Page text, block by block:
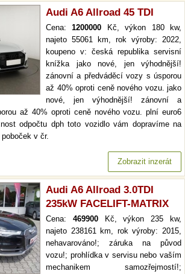
Audi A6 Allroad 45 TDI
Cena:1200000 Kč, výkon 180 kw,
najeto 55061 km, rok výroby: 2022,
koupeno v: česká republika servisní
knížka jako nové, jen výhodnější!
zánovní a předváděcí vozy s úsporou
až 40% oproti ceně nového vozu. jako
nové, jen výhodnější! zánovní a
až 40% oproti ceně nového vozu. plní euro6
odpočtu dph toto vozidlo vám dopravíme na
v čr.
Zobrazit inzerát
Audi A6 Allroad 3.0TDI
235kW FACELIFT-MATRIX
Cena: 469900Kč, výkon 235 kw,
najeto 238161 km, rok výroby: 2015,
nehavarováno!; záruka na původ
vozu!; prohlídka v servisu nebo vaším
mechanikem samozřejmostí!;